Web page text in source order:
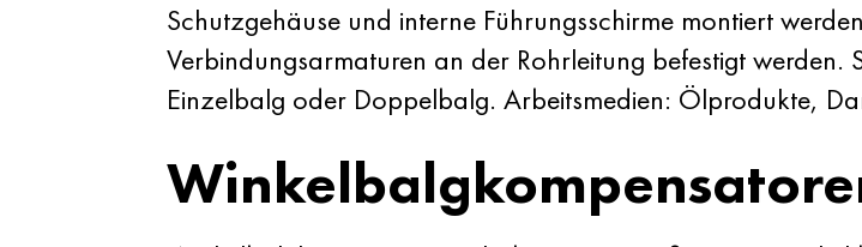
Schutzgehäuse und interne Führungsschirme montiert
Verbindungsarmaturen an der Rohrleitung befestigt
Einzelbalg oder Doppelbalg. Arbeitsmedien: Ölprodukte,